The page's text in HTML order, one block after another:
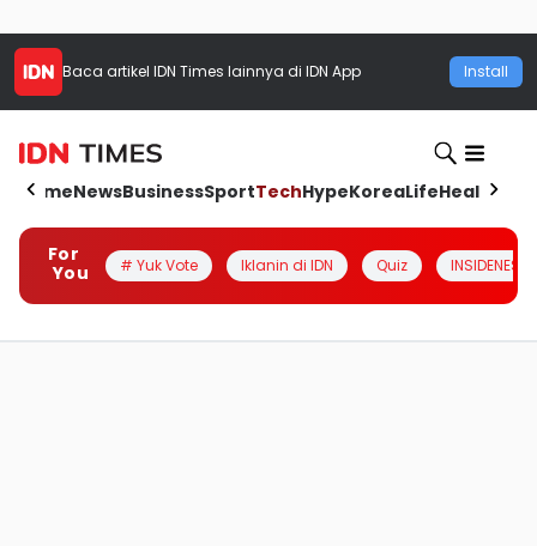
Baca artikel IDN Times lainnya di IDN App Install
HomeNewsBusinessSportTechHypeKoreaLifeHealth
For
You
# Yuk Vote Iklanin di IDN Quiz INSIDENESIA